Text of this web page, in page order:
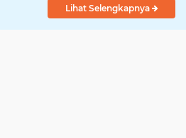
Lihat Selengkapnya